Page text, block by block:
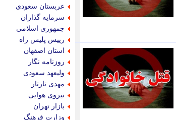
عربستان سعودی
سرمایه گذاران
جمهوری اسلامی
رییس پلیس راه
استان اصفهان
روزنامه نگار
ولیعهد سعودی
مهدی تارتار
نیروی هوایی
بازار تهران
وزارت فرهنگ